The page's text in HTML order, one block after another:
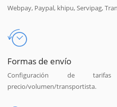
Webpay, Paypal, khipu, Servipag,
Formas de envío
Configuración de
precio/volumen/transportista.